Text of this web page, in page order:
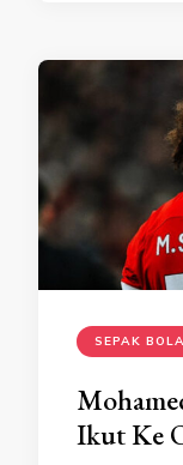
SEPAK BOLA
Ikut Ke